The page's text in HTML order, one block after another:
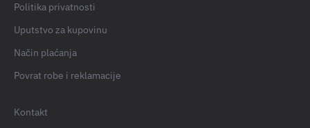
Politika privatnosti
Uputstvo za kupovinu
Način plaćanja
Povrat robe i reklamacije
Kontakt